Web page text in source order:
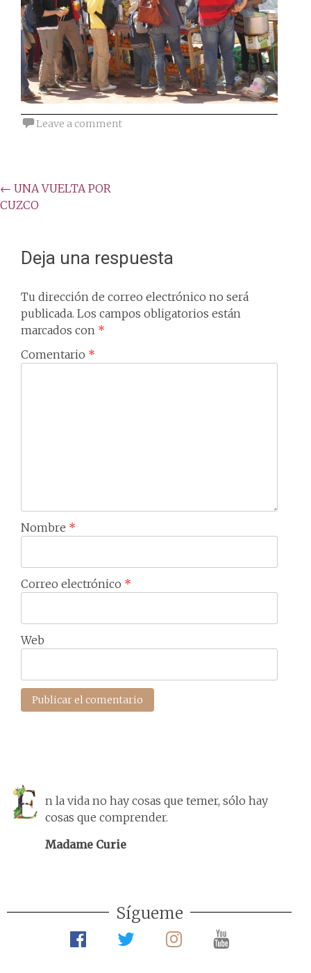
Leave a comment
Post
navigation
← UNA VUELTA POR
CUZCO
Deja una respuesta
Tu dirección de correo electrónico no será
publicada. Los campos obligatorios están
marcados con *
Comentario *
Nombre *
Correo electrónico *
Web
n la vida no hay cosas que temer, sólo hay
cosas que comprender.
Madame Curie
Sígueme